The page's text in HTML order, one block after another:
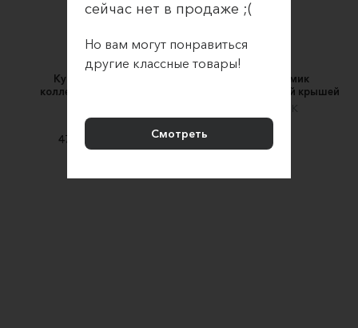
Кукла Каролина
коллекционные мини
KoAllaToys
4700 ₽
Кукольный домик
деревянный с резной крышей
KOOKOONEK
10500 ₽
сейчас нет в продаже ;(
Но вам могут понравиться
другие классные товары!
Смотреть